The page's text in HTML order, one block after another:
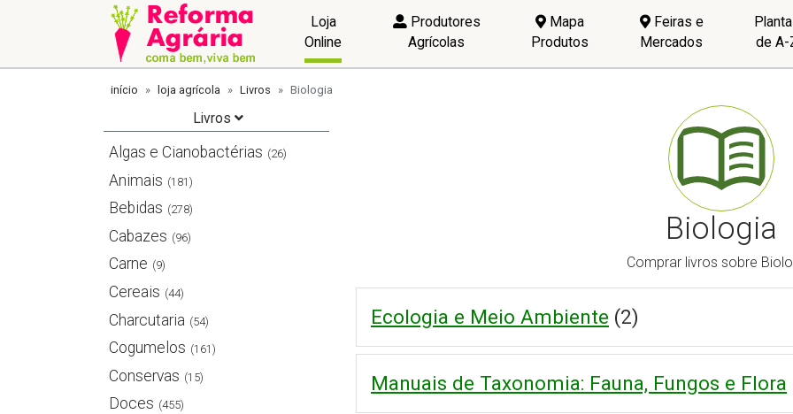
Loja
Online
Produtores
Agrícolas
Mapa
Produtos
Feiras e
Mercados
de A-
início loja agrícola Livros Biologia
Livros
Algas e Cianobactérias (26)
Animais (181)
Bebidas (278)
Cabazes (96)
Carne (9)
Cereais (44)
Charcutaria (54)
Cogumelos (161)
Conservas (15)
Doces (455)
Biologia
Comprar livros sobre
Ecologia e Meio Ambiente (2)
Manuais de Taxonomia: Fauna, Fungos e Flora